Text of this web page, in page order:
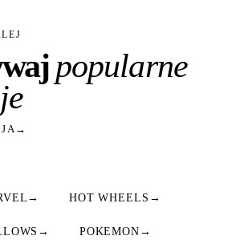
popularne
→
→ HOT WHEELS →
→ POKEMON →